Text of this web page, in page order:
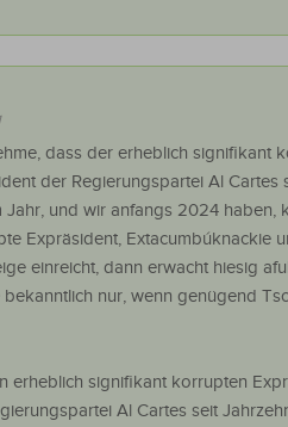
dass der erheblich signifikant
der Regierungspartei Al
und wir anfangs 2024 haben,
Expräsident, Extacumbúknackie
einreicht, dann erwacht hiesig
bekanntlich nur, wenn genügend
erheblich signifikant korrupten
Al Cartes seit